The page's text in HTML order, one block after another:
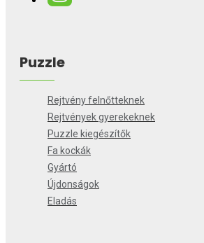
Puzzle
Rejtvény felnőtteknek
Rejtvények gyerekeknek
Puzzle kiegészítők
Fa kockák
Gyártó
Újdonságok
Eladás